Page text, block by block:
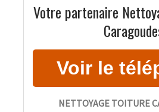
Votre partenaire
NETTOYAGE TOITURE